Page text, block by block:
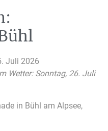
Juli 2026
Wetter: Sonntag, 26. Juli
in Bühl am Alpsee,